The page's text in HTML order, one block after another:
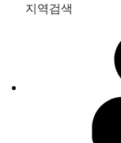
지역검색